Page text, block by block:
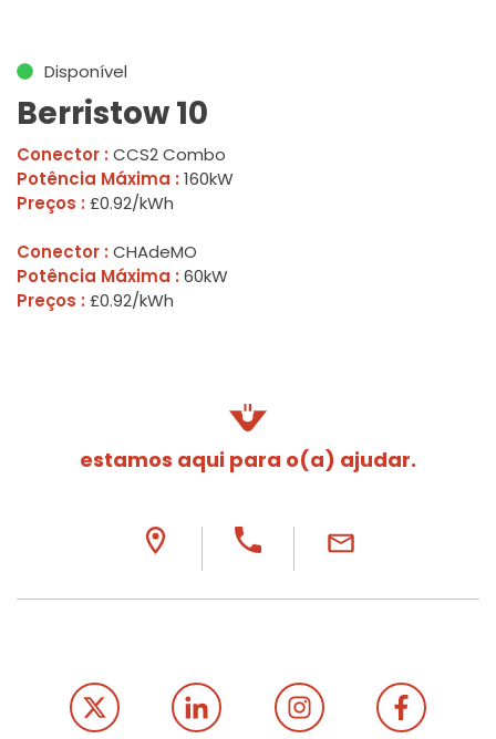
Disponível
Berristow 10
Conector : CCS2 Combo
Potência Máxima : 160kW
Preços : £0.92/kWh
Conector : CHAdeMO
Potência Máxima : 60kW
Preços : £0.92/kWh
estamos aqui para o(a) ajudar.